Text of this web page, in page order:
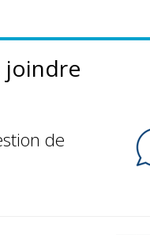
joindre
de